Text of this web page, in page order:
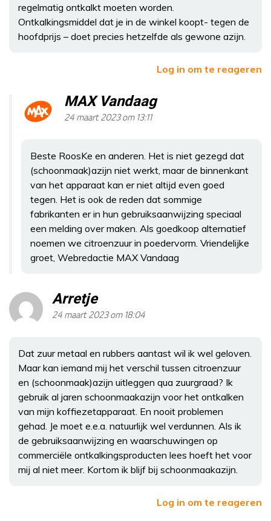
regelmatig ontkalkt moeten worden.
Ontkalkingsmiddel dat je in de winkel koopt- tegen de
hoofdprijs – doet precies hetzelfde als gewone azijn.
Log in om te reageren
MAX Vandaag
24 maart 2023 om 13:11
Beste RoosKe en anderen. Het is niet gezegd dat
(schoonmaak)azijn niet werkt, maar de binnenkant
van het apparaat kan er niet altijd even goed
tegen. Het is ook de reden dat sommige
fabrikanten er in hun gebruiksaanwijzing speciaal
een melding over maken. Als goedkoop alternatief
noemen we citroenzuur in poedervorm. Vriendelijke
groet, Webredactie MAX Vandaag
Arretje
24 maart 2023 om 18:04
Dat zuur metaal en rubbers aantast wil ik wel geloven.
Maar kan iemand mij het verschil tussen citroenzuur
en (schoonmaak)azijn uitleggen qua zuurgraad? Ik
gebruik al jaren schoonmaakazijn voor het ontkalken
van mijn koffiezetapparaat. En nooit problemen
gehad. Je moet e.e.a. natuurlijk wel verdunnen. Als ik
de gebruiksaanwijzing en waarschuwingen op
commerciële ontkalkingsproducten lees hoeft het voor
mij al niet meer. Kortom ik blijf bij schoonmaakazijn.
Log in om te reageren